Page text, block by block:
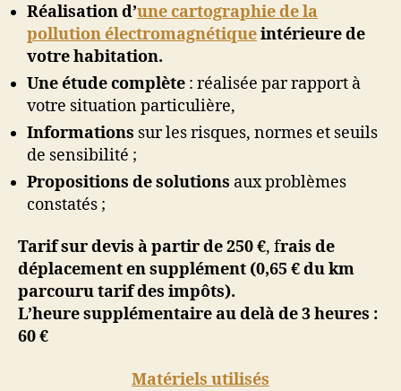
Réalisation d’une cartographie de la
pollution électromagnétiqueintérieure de
votre habitation.
Une étude complète : réalisée par rapport à
votre situation particulière,
Informations sur les risques, normes et seuils
de sensibilité ;
Propositions de solutions aux problèmes
constatés ;
Tarif sur devis à partir de 250 €, frais de
déplacement en supplément (0,65 € du km
parcouru tarif des impôts).
L’heure supplémentaire au delà de 3 heures :
60 €
Matériels utilisés